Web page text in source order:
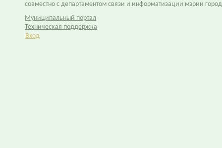
совместно с департаментом связи и информатизации мэрии
Муниципальный портал
Техническая поддержка
Вход